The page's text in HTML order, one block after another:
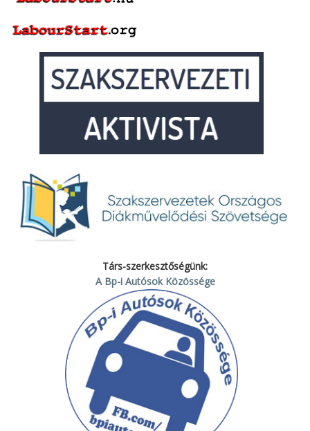
Társ-szerkesztőségünk:
A Bp-i Autósok Közössége